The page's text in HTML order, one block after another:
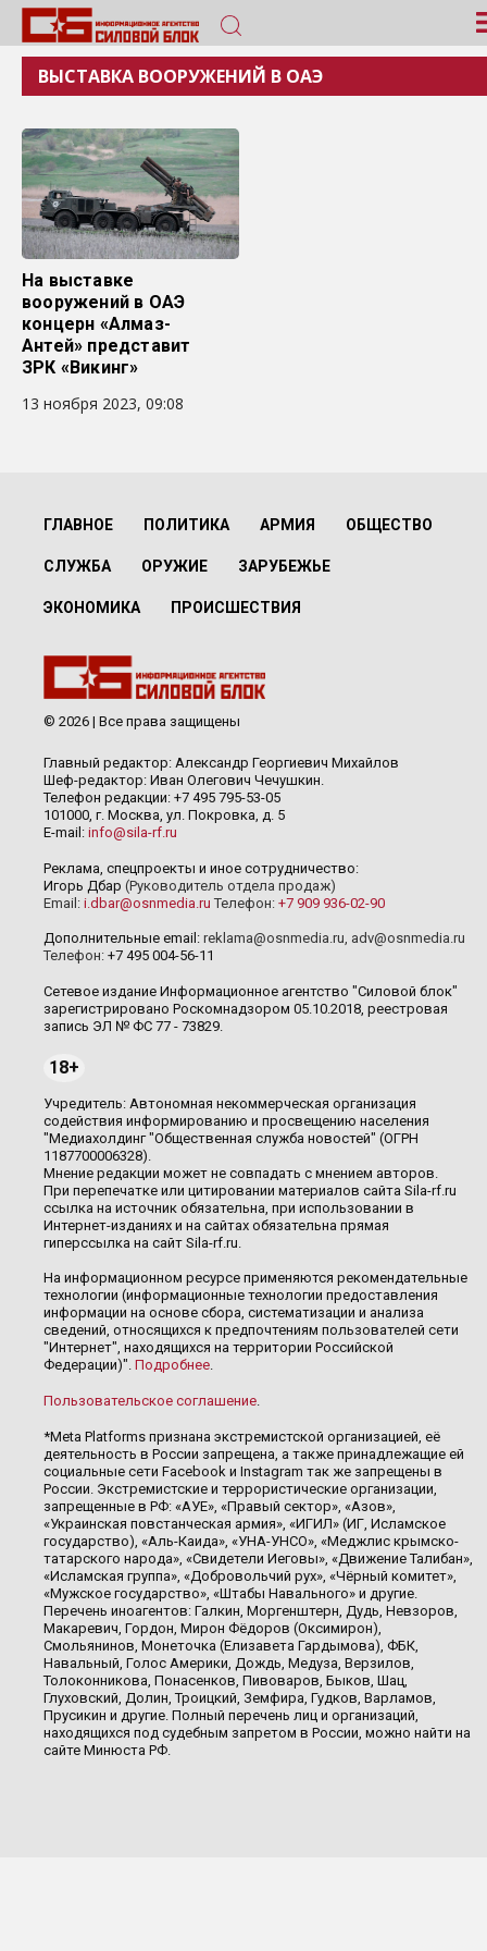
ВЫСТАВКА ВООРУЖЕНИЙ В ОАЭ
На выставке
вооружений в ОАЭ
концерн «Алмаз-
Антей» представит
ЗРК «Викинг»
13 ноября 2023, 09:08
ГЛАВНОЕ ПОЛИТИКА АРМИЯ ОБЩЕСТВО
СЛУЖБА ОРУЖИЕ ЗАРУБЕЖЬЕ
ЭКОНОМИКА ПРОИСШЕСТВИЯ
© 2026 | Все права защищены
Главный редактор: Александр Георгиевич Михайлов
Шеф-редактор: Иван Олегович Чечушкин.
Телефон редакции: +7 495 795-53-05
101000, г. Москва, ул. Покровка, д. 5
E-mail: info@sila-rf.ru
Реклама, спецпроекты и иное сотрудничество:
Игорь Дбар (Руководитель отдела продаж)
Email: i.dbar@osnmedia.ru Телефон: +7 909 936-02-90
Дополнительные email: reklama@osnmedia.ru, adv@osnmedia.ru
Телефон: +7 495 004-56-11
Сетевое издание Информационное агентство "Силовой блок"
зарегистрировано Роскомнадзором 05.10.2018, реестровая
запись ЭЛ № ФС 77 - 73829.
18+
Учредитель: Автономная некоммерческая организация
содействия информированию и просвещению населения
"Медиахолдинг "Общественная служба новостей" (ОГРН
1187700006328).
Мнение редакции может не совпадать с мнением авторов.
При перепечатке или цитировании материалов сайта Sila-rf.ru
ссылка на источник обязательна, при использовании в
Интернет-изданиях и на сайтах обязательна прямая
гиперссылка на сайт Sila-rf.ru.
На информационном ресурсе применяются рекомендательные
технологии (информационные технологии предоставления
информации на основе сбора, систематизации и анализа
сведений, относящихся к предпочтениям пользователей сети
"Интернет", находящихся на территории Российской
Федерации)". Подробнее.
Пользовательское соглашение.
*Meta Platforms признана экстремистской организацией, её
деятельность в России запрещена, а также принадлежащие ей
социальные сети Facebook и Instagram так же запрещены в
России. Экстремистские и террористические организации,
запрещенные в РФ: «АУЕ», «Правый сектор», «Азов»,
«Украинская повстанческая армия», «ИГИЛ» (ИГ, Исламское
государство), «Аль-Каида», «УНА-УНСО», «Меджлис крымско-
татарского народа», «Свидетели Иеговы», «Движение Талибан»,
«Исламская группа», «Добровольчий рух», «Чёрный комитет»,
«Мужское государство», «Штабы Навального» и другие.
Перечень иноагентов: Галкин, Моргенштерн, Дудь, Невзоров,
Макаревич, Гордон, Мирон Фёдоров (Оксимирон),
Смольянинов, Монеточка (Елизавета Гардымова), ФБК,
Навальный, Голос Америки, Дождь, Медуза, Верзилов,
Толоконникова, Понасенков, Пивоваров, Быков, Шац,
Глуховский, Долин, Троицкий, Земфира, Гудков, Варламов,
Прусикин и другие. Полный перечень лиц и организаций,
находящихся под судебным запретом в России, можно найти на
сайте Минюста РФ.